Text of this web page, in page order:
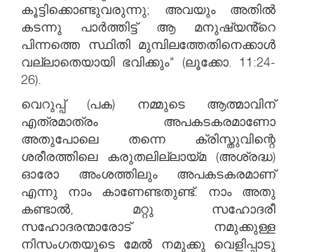
കൂട്ടിക്കൊണ്ടുവരുന്നു; അവയും അതിൽ
കടന്നു പാർത്തിട്ട് ആ മനുഷ്യൻ്റെ
പിന്നത്തെ സ്ഥിതി മുമ്പിലത്തേതിനെക്കാൾ
വല്ലാതെയായി ഭവിക്കും" (ലൂക്കോ. 11:24-
26).
വെറുപ്പ് (പക) നമ്മുടെ ആത്മാവിന്
എത്രമാത്രം അപകടകരമാണോ
അതുപോലെ തന്നെ ക്രിസ്തുവിന്റെ
ശരീരത്തിലെ കരുതലില്ലായ്മ (അശ്രദ്ധ)
ഓരോ അംശത്തിലും അപകടകരമാണ്
എന്നു നാം കാണേണ്ടതുണ്ട്. നാം അതു
കണ്ടാൽ, മറ്റു സഹോദരീ
സഹോദരന്മാരോട് നമുക്കുള്ള
നിസംഗതയുടെ മേൽ നമുക്കു വെളിപ്പാടു